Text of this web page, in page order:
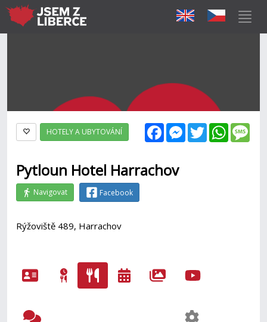
FacebookMessenger
Twitter
HOTELY A UBYTOVÁNÍ
Pytloun Hotel Harrachov
Navigovat Facebook
Rýžoviště 489, Harrachov